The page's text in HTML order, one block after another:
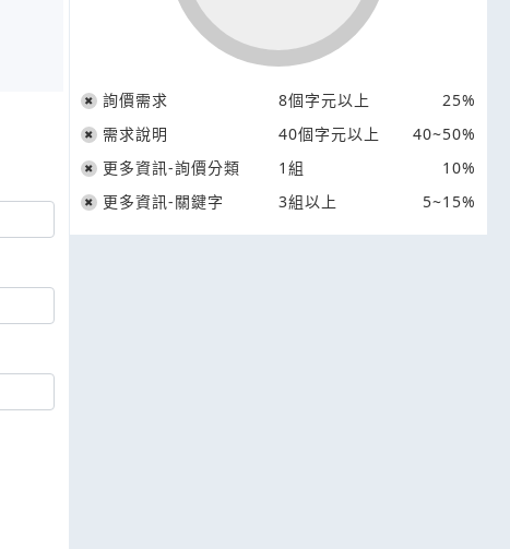
詢價需求 8個字元以上
25%
需求說明
40個字元以上
40~50%
更多資訊-詢價分類
1組
10%
更多資訊-關鍵字
3組以上 5~15%